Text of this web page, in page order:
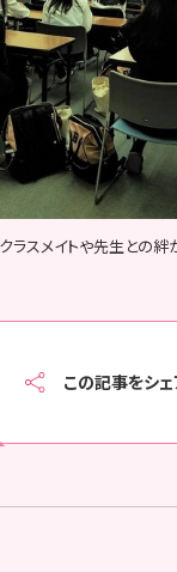
ラスメイトや先生との
この記事をシ